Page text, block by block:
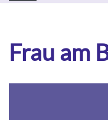
Frau am